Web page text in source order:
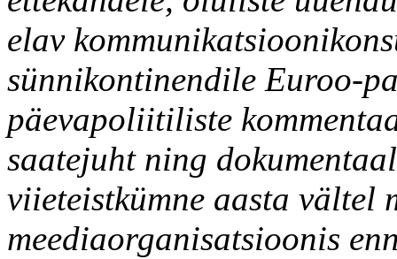
elav
sünnikontinendile Euroo-
päevapoliitiliste
saatejuht ning
viieteistkümne aasta vältel
meediaorganisatsioonis